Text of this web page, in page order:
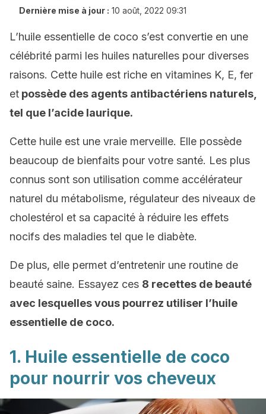
Dernière mise à jour : 10 août, 2022 09:31
L’huile essentielle de coco s’est convertie en une
célébrité parmi les huiles naturelles pour diverses
raisons. Cette huile est riche en vitamines K, E, fer
et possède des agents antibactériens naturels,
tel que l’acide laurique.
Cette huile est une vraie merveille. Elle possède
beaucoup de bienfaits pour votre santé. Les plus
connus sont son utilisation comme accélérateur
naturel du métabolisme, régulateur des niveaux de
cholestérol et sa capacité à réduire les effets
nocifs des maladies tel que le diabète.
De plus, elle permet d’entretenir une routine de
beauté saine. Essayez ces 8 recettes de beauté
avec lesquelles vous pourrez utiliser l’huile
essentielle de coco.
1. Huile essentielle de coco
pour nourrir vos cheveux